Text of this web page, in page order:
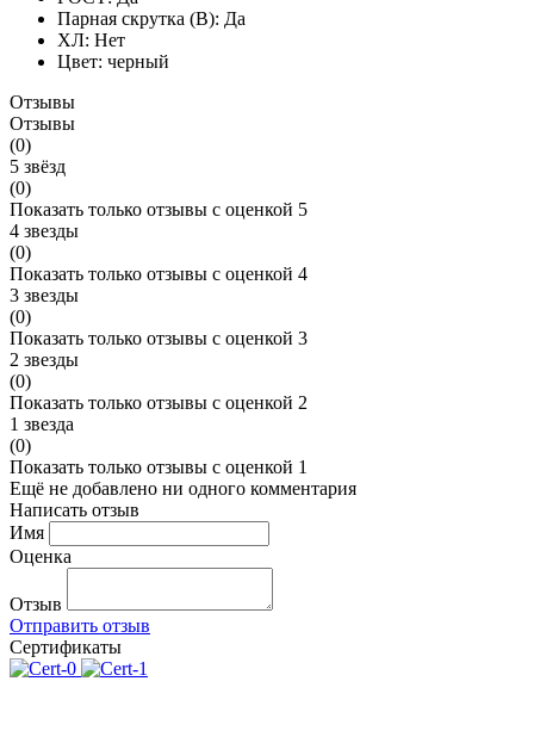
Парная скрутка (В): Да
ХЛ: Нет
Цвет: черный
Отзывы
Отзывы
(0)
5 звёзд
(0)
Показать только отзывы с оценкой 5
4 звезды
(0)
Показать только отзывы с оценкой 4
3 звезды
(0)
Показать только отзывы с оценкой 3
2 звезды
(0)
Показать только отзывы с оценкой 2
1 звезда
(0)
Показать только отзывы с оценкой 1
Ещё не добавлено ни одного комментария
Написать отзыв
Имя
Оценка
Отзыв
Отправить отзыв
Сертификаты